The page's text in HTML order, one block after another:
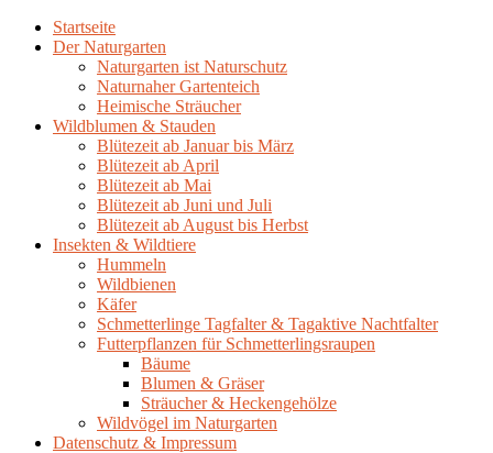
Startseite
Der Naturgarten
Naturgarten ist Naturschutz
Naturnaher Gartenteich
Heimische Sträucher
Wildblumen & Stauden
Blütezeit ab Januar bis März
Blütezeit ab April
Blütezeit ab Mai
Blütezeit ab Juni und Juli
Blütezeit ab August bis Herbst
Insekten & Wildtiere
Hummeln
Wildbienen
Käfer
Schmetterlinge Tagfalter & Tagaktive Nachtfalter
Futterpflanzen für Schmetterlingsraupen
Bäume
Blumen & Gräser
Sträucher & Heckengehölze
Wildvögel im Naturgarten
Datenschutz & Impressum